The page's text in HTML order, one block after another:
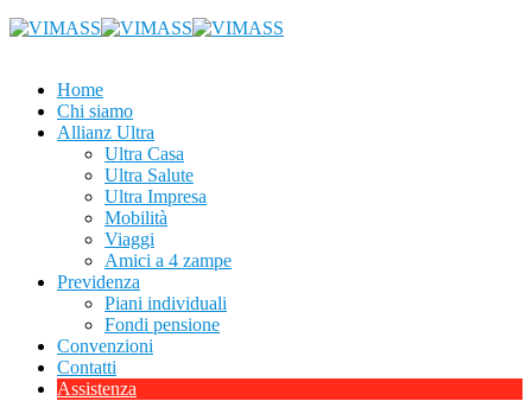
Home
Chi siamo
Allianz Ultra
Ultra Casa
Ultra Salute
Ultra Impresa
Mobilità
Viaggi
Amici a 4 zampe
Previdenza
Piani individuali
Fondi pensione
Convenzioni
Contatti
Assistenza